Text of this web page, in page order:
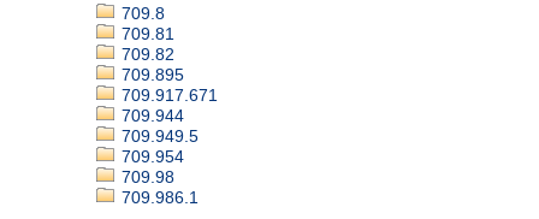
709.8
709.81
709.82
709.895
709.917.671
709.944
709.949.5
709.954
709.98
709.986.1